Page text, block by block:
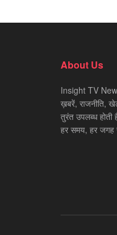
About Us
Insight TV
ख़बरें, राजनीति,
तुरंत उपलब्ध
हर समय, हर जगह